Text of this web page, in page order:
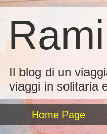
Il blog di un
viaggi in solitaria
Home Page